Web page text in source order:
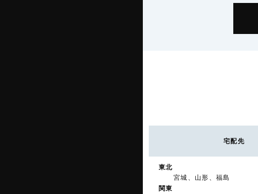
宅配先
東北
宮城、山形、福島
関東